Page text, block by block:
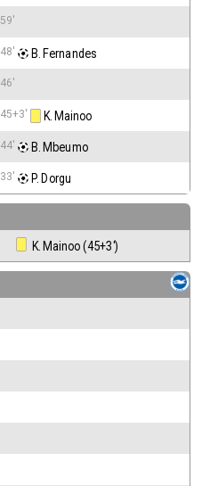
59'
48' B. Fernandes
46'
45+3' K. Mainoo
44' B. Mbeumo
33' P. Dorgu
K. Mainoo (45+3')